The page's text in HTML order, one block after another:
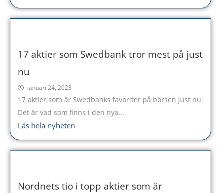
17 aktier som Swedbank tror mest på just
nu
januari 24, 2023
17 aktier som är Swedbanks favoriter på börsen just nu.
Det är vad som finns i den nya...
Läs hela nyheten
Nordnets tio i topp aktier som är